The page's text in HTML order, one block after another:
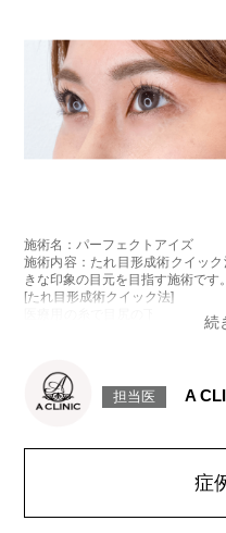
施術名：パーフェクトアイズ
施術内容：たれ目形成術クイッ
きな印象の目元を目指す施術です。
[たれ目形成術クイック法]
医療用の糸で目尻の下側を軽く
なり、目の横幅を大きく見せる施
施術時間：約30分程
後一時的に生じることがござい
戻り、目尻のラインに段差が生
どが生じることがございます。
オプション：笑気麻酔 3,300円(税
担当医 A
症